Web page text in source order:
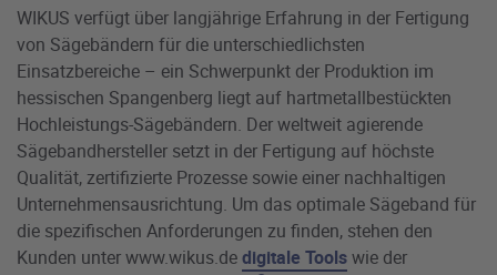
WIKUS verfügt über langjährige Erfahrung in der Fertigung
von Sägebändern für die unterschiedlichsten
Einsatzbereiche – ein Schwerpunkt der Produktion im
hessischen Spangenberg liegt auf hartmetallbestückten
Hochleistungs-Sägebändern. Der weltweit agierende
Sägebandhersteller setzt in der Fertigung auf höchste
Qualität, zertifizierte Prozesse sowie einer nachhaltigen
Unternehmensausrichtung. Um das optimale Sägeband für
die spezifischen Anforderungen zu finden, stehen den
Kunden unter www.wikus.dedigitale Toolswie der